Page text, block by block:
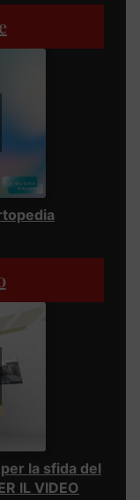
la sfida del
IL VIDEO